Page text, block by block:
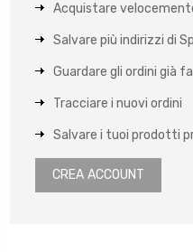
Acquistare
Salvare più indirizzi di
Guardare gli ordini già
Tracciare i nuovi ordini
Salvare i tuoi prodotti
CREA ACCOUNT